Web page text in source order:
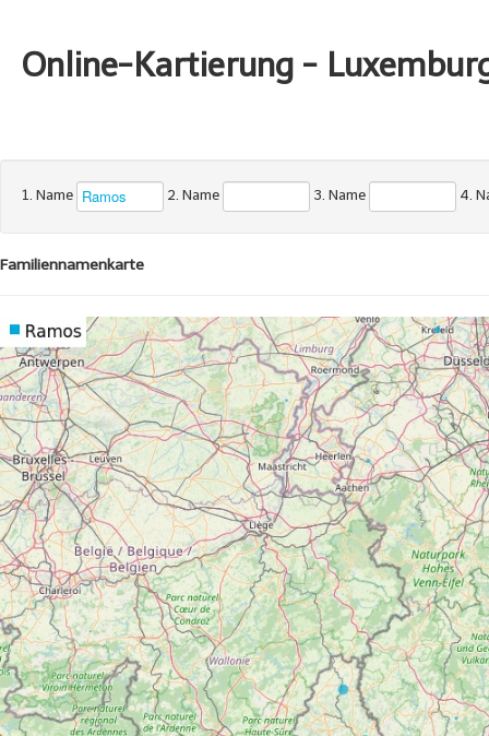
Online-Kartierung -
1. Name 2. Name 3. Name 4.
Familiennamenkarte